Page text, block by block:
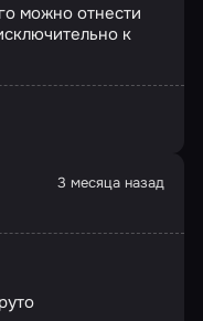
можно отнести
к
3 месяца назад